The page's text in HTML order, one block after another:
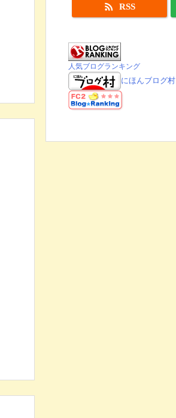
 RSS
人気ブログランキング
にほんブログ村